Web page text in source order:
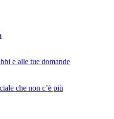
e alle tue domande
che non c’è più